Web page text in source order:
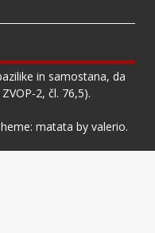
in samostana, da
2, čl. 76,5).
matata by valerio.